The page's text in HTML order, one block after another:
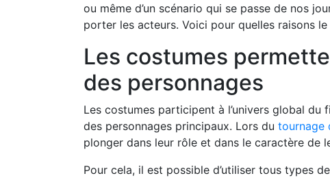
ou même d’un scénario qui se passe de nos
porter les acteurs. Voici pour quelles raisons
Les costumes
des personnages
Les costumes participent à l’univers global
des personnages principaux. Lors du tournage
plonger dans leur rôle et dans le caractère de
Pour cela, il est possible d’utiliser tous types